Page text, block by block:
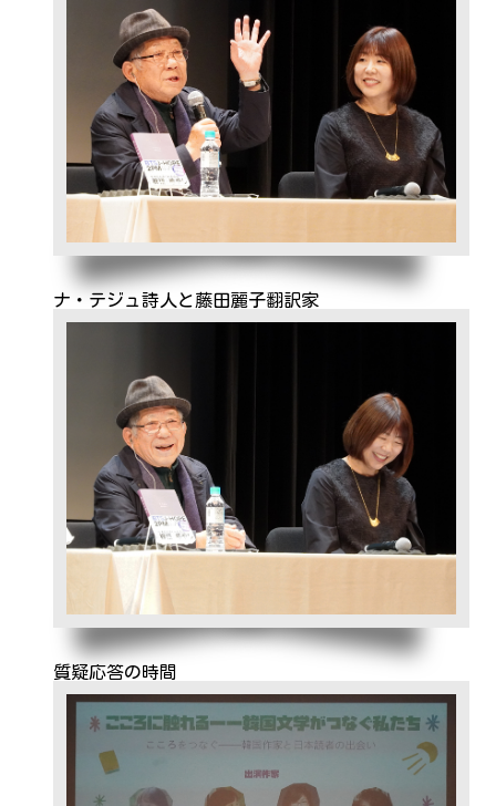
ナ・テジュ詩人と藤田麗子翻訳家
質疑応答の時間